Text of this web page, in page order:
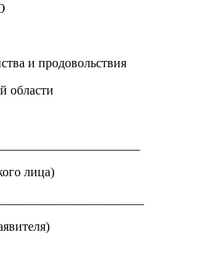
и продовольствия
области
лица)